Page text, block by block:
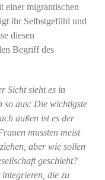
einer migrantischen
ihr Selbstgefühl und
diesen
Begriff des
Sicht sieht es in
so aus: Die wichtigste
außen ist es der
mussten meist
aber wie sollen
geschieht?
integrieren, die zu